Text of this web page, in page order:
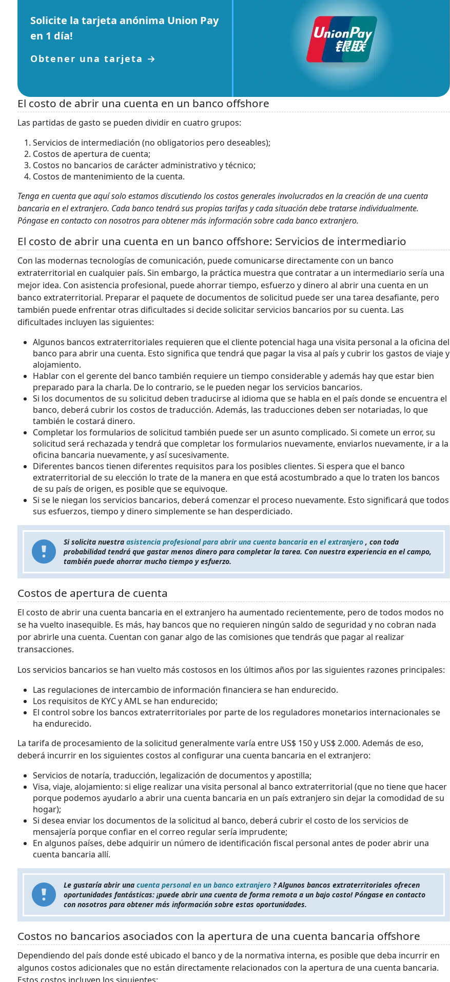
Solicite la tarjeta anónima Union Pay
en 1 día!
Obtener una tarjeta →
El costo de abrir una cuenta en un banco offshore
Las partidas de gasto se pueden dividir en cuatro grupos:
Servicios de intermediación (no obligatorios pero deseables);
Costos de apertura de cuenta;
Costos no bancarios de carácter administrativo y técnico;
Costos de mantenimiento de la cuenta.
Tenga en cuenta que aquí solo estamos discutiendo los costos generales involucrados en la creación de una cuenta
bancaria en el extranjero. Cada banco tendrá sus propias tarifas y cada situación debe tratarse individualmente.
Póngase en contacto con nosotros para obtener más información sobre cada banco extranjero.
El costo de abrir una cuenta en un banco offshore: Servicios de intermediario
Con las modernas tecnologías de comunicación, puede comunicarse directamente con un banco
extraterritorial en cualquier país. Sin embargo, la práctica muestra que contratar a un intermediario sería una
mejor idea. Con asistencia profesional, puede ahorrar tiempo, esfuerzo y dinero al abrir una cuenta en un
banco extraterritorial. Preparar el paquete de documentos de solicitud puede ser una tarea desafiante, pero
también puede enfrentar otras dificultades si decide solicitar servicios bancarios por su cuenta. Las
dificultades incluyen las siguientes:
Algunos bancos extraterritoriales requieren que el cliente potencial haga una visita personal a la oficina del
banco para abrir una cuenta. Esto significa que tendrá que pagar la visa al país y cubrir los gastos de viaje y
alojamiento.
Hablar con el gerente del banco también requiere un tiempo considerable y además hay que estar bien
preparado para la charla. De lo contrario, se le pueden negar los servicios bancarios.
Si los documentos de su solicitud deben traducirse al idioma que se habla en el país donde se encuentra el
banco, deberá cubrir los costos de traducción. Además, las traducciones deben ser notariadas, lo que
también le costará dinero.
Completar los formularios de solicitud también puede ser un asunto complicado. Si comete un error, su
solicitud será rechazada y tendrá que completar los formularios nuevamente, enviarlos nuevamente, ir a la
oficina bancaria nuevamente, y así sucesivamente.
Diferentes bancos tienen diferentes requisitos para los posibles clientes. Si espera que el banco
extraterritorial de su elección lo trate de la manera en que está acostumbrado a que lo traten los bancos
de su país de origen, es posible que se equivoque.
Si se le niegan los servicios bancarios, deberá comenzar el proceso nuevamente. Esto significará que todos
sus esfuerzos, tiempo y dinero simplemente se han desperdiciado.
Si solicita nuestra asistencia profesional para abrir una cuenta bancaria en el extranjero , con toda
probabilidad tendrá que gastar menos dinero para completar la tarea. Con nuestra experiencia en el campo,
también puede ahorrar mucho tiempo y esfuerzo.
Costos de apertura de cuenta
El costo de abrir una cuenta bancaria en el extranjero ha aumentado recientemente, pero de todos modos no
se ha vuelto inasequible. Es más, hay bancos que no requieren ningún saldo de seguridad y no cobran nada
por abrirle una cuenta. Cuentan con ganar algo de las comisiones que tendrás que pagar al realizar
transacciones.
Los servicios bancarios se han vuelto más costosos en los últimos años por las siguientes razones principales:
Las regulaciones de intercambio de información financiera se han endurecido.
Los requisitos de KYC y AML se han endurecido;
El control sobre los bancos extraterritoriales por parte de los reguladores monetarios internacionales se
ha endurecido.
La tarifa de procesamiento de la solicitud generalmente varía entre US$ 150 y US$ 2.000. Además de eso,
deberá incurrir en los siguientes costos al configurar una cuenta bancaria en el extranjero:
Servicios de notaría, traducción, legalización de documentos y apostilla;
Visa, viaje, alojamiento: si elige realizar una visita personal al banco extraterritorial (que no tiene que hacer
porque podemos ayudarlo a abrir una cuenta bancaria en un país extranjero sin dejar la comodidad de su
hogar);
Si desea enviar los documentos de la solicitud al banco, deberá cubrir el costo de los servicios de
mensajería porque confiar en el correo regular sería imprudente;
En algunos países, debe adquirir un número de identificación fiscal personal antes de poder abrir una
cuenta bancaria allí.
Le gustaría abrir una cuenta personal en un banco extranjero ? Algunos bancos extraterritoriales ofrecen
oportunidades fantásticas: ¡puede abrir una cuenta de forma remota a un bajo costo! Póngase en contacto
con nosotros para obtener más información sobre estas oportunidades.
Costos no bancarios asociados con la apertura de una cuenta bancaria offshore
Dependiendo del país donde esté ubicado el banco y de la normativa interna, es posible que deba incurrir en
algunos costos adicionales que no están directamente relacionados con la apertura de una cuenta bancaria.